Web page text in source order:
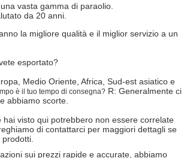
vasta gamma di paraolio.
da 20 anni.
la migliore qualità e il miglior servizio a un
esportato?
Medio Oriente, Africa, Sud-est asiatico e
è il tuo tempo di consegna? R: Generalmente ci
abbiamo scorte.
hai visto qui potrebbero non essere correlate
di contattarci per maggiori dettagli se
sui prezzi rapide e accurate, abbiamo